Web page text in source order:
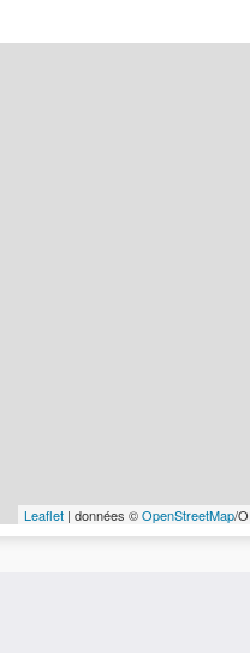
Leaflet | données ©OpenStreetMap/